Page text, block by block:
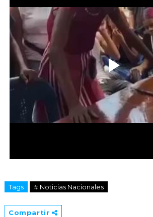
Tags # Noticias Nacionales
Compartir